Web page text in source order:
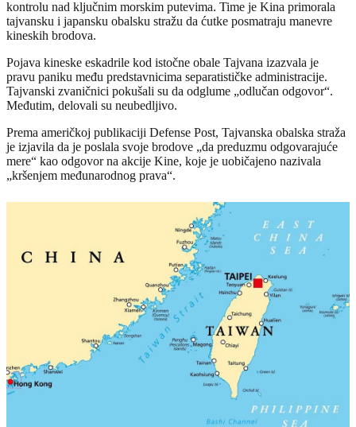
kontrolu nad ključnim morskim putevima. Time je Kina primorala
tajvansku i japansku obalsku stražu da ćutke posmatraju manevre
kineskih brodova.
Pojava kineske eskadrile kod istočne obale Tajvana izazvala je
pravu paniku među predstavnicima separatističke administracije.
Tajvanski zvaničnici pokušali su da odglume „odlučan odgovor“.
Međutim, delovali su neubedljivo.
Prema američkoj publikaciji Defense Post, Tajvanska obalska straža
je izjavila da je poslala svoje brodove „da preduzmu odgovarajuće
mere“ kao odgovor na akcije Kine, koje je uobičajeno nazivala
„kršenjem međunarodnog prava“.